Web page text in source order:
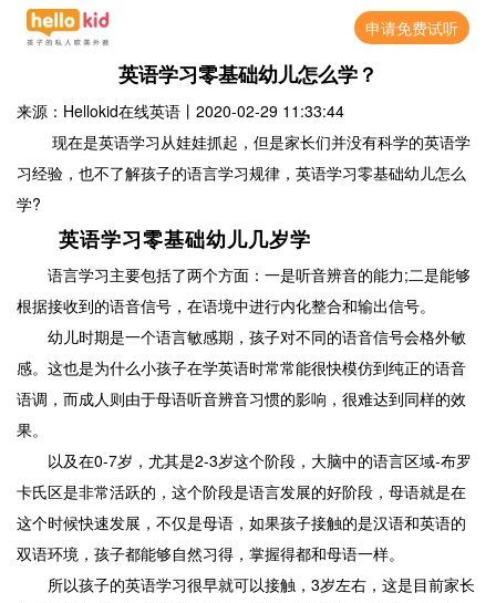
申请免费试听
英语学习零基础幼儿怎么学？
来源：Hellokid在线英语 丨 2020-02-29 11:33:44
现在是英语学习从娃娃抓起，但是家长们并没有科学的英语学
习经验，也不了解孩子的语言学习规律，英语学习零基础幼儿怎么
学?
英语学习零基础幼儿几岁学
语言学习主要包括了两个方面：一是听音辨音的能力;二是能够
根据接收到的语音信号，在语境中进行内化整合和输出信号。
幼儿时期是一个语言敏感期，孩子对不同的语音信号会格外敏
感。这也是为什么小孩子在学英语时常常能很快模仿到纯正的语音
语调，而成人则由于母语听音辨音习惯的影响，很难达到同样的效
果。
以及在0-7岁，尤其是2-3岁这个阶段，大脑中的语言区域-布罗
卡氏区是非常活跃的，这个阶段是语言发展的好阶段，母语就是在
这个时候快速发展，不仅是母语，如果孩子接触的是汉语和英语的
双语环境，孩子都能够自然习得，掌握得都和母语一样。
所以孩子的英语学习很早就可以接触，3岁左右，这是目前家长